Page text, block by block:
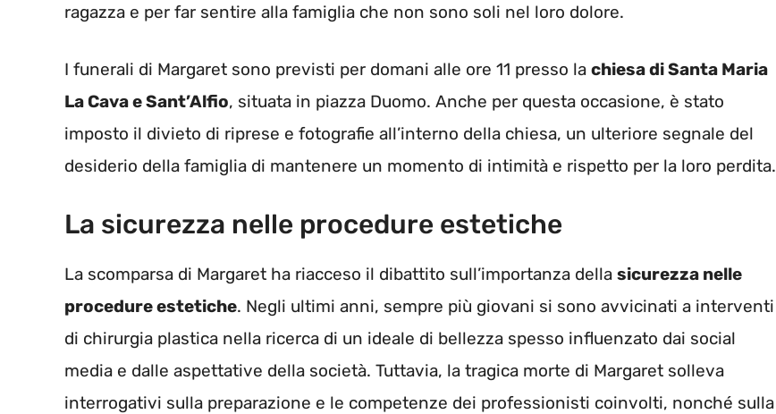
ragazza e per far sentire alla famiglia che non sono soli nel loro dolore.
I funerali di Margaret sono previsti per domani alle ore 11 presso la chiesa di Santa Maria
La Cava e Sant’Alfio, situata in piazza Duomo. Anche per questa occasione, è stato
imposto il divieto di riprese e fotografie all’interno della chiesa, un ulteriore segnale del
desiderio della famiglia di mantenere un momento di intimità e rispetto per la loro perdita.
La sicurezza nelle procedure estetiche
La scomparsa di Margaret ha riacceso il dibattito sull’importanza della sicurezza nelle
procedure estetiche. Negli ultimi anni, sempre più giovani si sono avvicinati a interventi
di chirurgia plastica nella ricerca di un ideale di bellezza spesso influenzato dai social
media e dalle aspettative della società. Tuttavia, la tragica morte di Margaret solleva
interrogativi sulla preparazione e le competenze dei professionisti coinvolti, nonché sulla